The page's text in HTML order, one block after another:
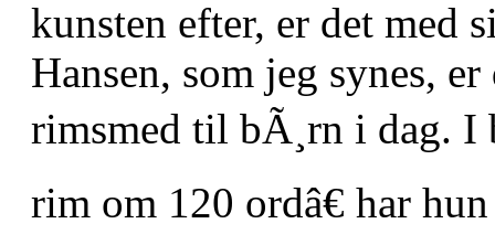
kunsten efter, er det med
Hansen, som jeg synes,
rimsmed til bÃ¸rn i dag. I
rim om 120 ordâ€ har